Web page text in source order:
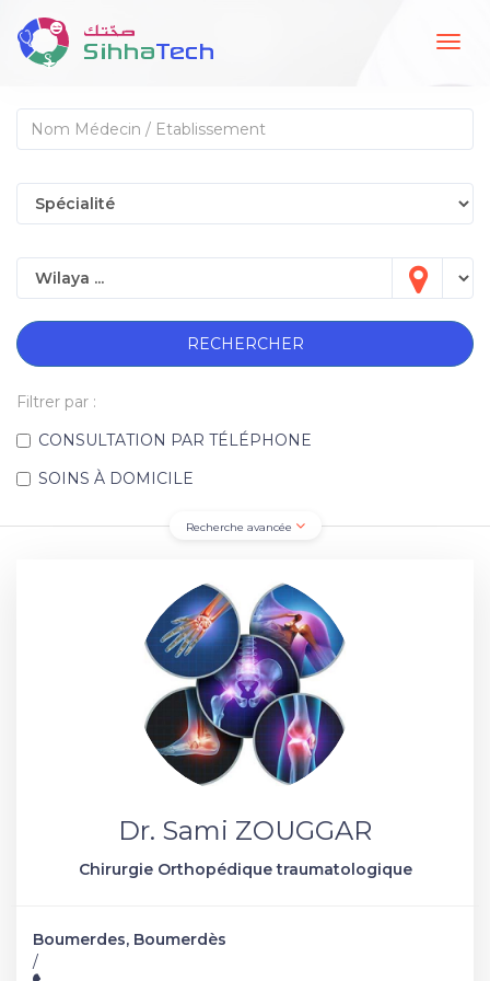
RECHERCHER
Filtrer par :
CONSULTATION PAR TÉLÉPHONE
SOINS À DOMICILE
Recherche avancée
Dr. Sami ZOUGGAR
Chirurgie Orthopédique traumatologique
Boumerdes, Boumerdès
/